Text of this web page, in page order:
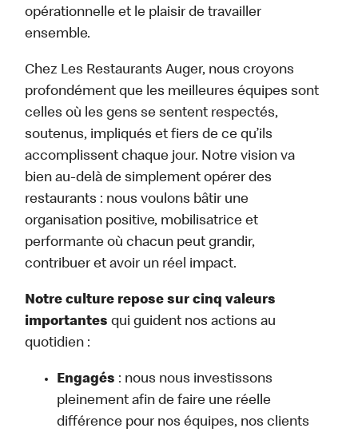
opérationnelle et le plaisir de travailler
ensemble.
Chez Les Restaurants Auger, nous croyons
profondément que les meilleures équipes sont
celles où les gens se sentent respectés,
soutenus, impliqués et fiers de ce qu’ils
accomplissent chaque jour. Notre vision va
bien au-delà de simplement opérer des
restaurants : nous voulons bâtir une
organisation positive, mobilisatrice et
performante où chacun peut grandir,
contribuer et avoir un réel impact.
Notre culture repose sur cinq valeurs
importantes qui guident nos actions au
quotidien :
Engagés : nous nous investissons
pleinement afin de faire une réelle
différence pour nos équipes, nos clients